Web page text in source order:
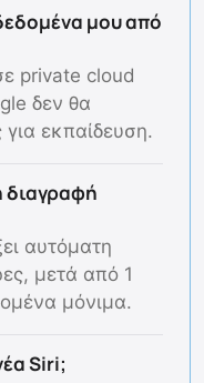
μου από
private cloud
δεν θα
για εκπαίδευση.
διαγραφή
αυτόματη
μετά από 1
μόνιμα.
Siri;